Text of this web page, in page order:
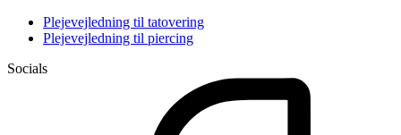
Plejevejledning til tatovering
Plejevejledning til piercing
Socials